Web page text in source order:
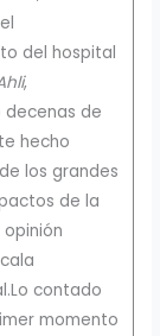
del hospital
,
de
hecho
los grandes
de la
contado
momento